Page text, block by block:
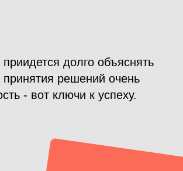
долго объяснять
решений очень
- вот ключи к успеху.